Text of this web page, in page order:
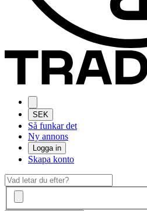
SEK
Så funkar det
Ny annons
Logga in
Skapa konto